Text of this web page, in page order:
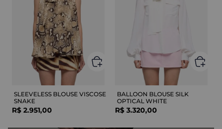
SLEEVELESS BLOUSE VISCOSE
SNAKE
R$ 2.951,00
BALLOON BLOUSE SILK
OPTICAL WHITE
R$ 3.320,00